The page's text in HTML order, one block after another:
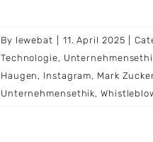
By lewebat 11. April 2025
Technologie,
Haugen , Instagram, Mark
Unternehmensethik,